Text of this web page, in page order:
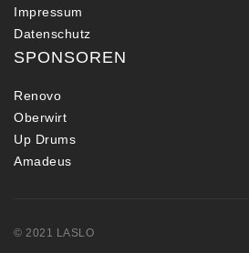
Impressum
Datenschutz
SPONSOREN
Renovo
Oberwirt
Up Drums
Amadeus
© 2021 LASLO